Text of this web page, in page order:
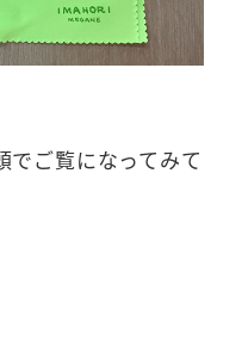
でご覧になってみて